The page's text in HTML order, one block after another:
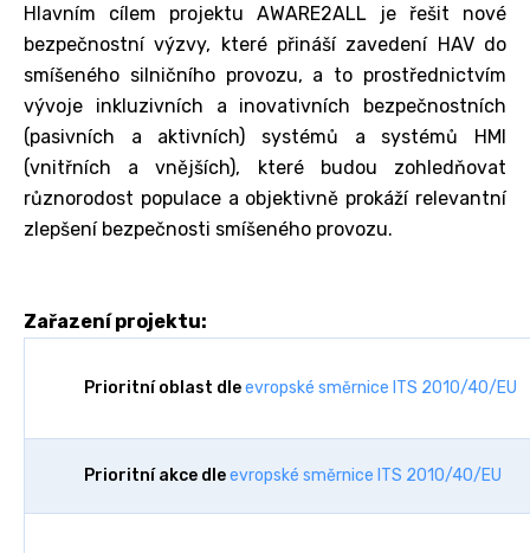
Hlavním cílem projektu AWARE2ALL je řešit nové
bezpečnostní výzvy, které přináší zavedení HAV do
smíšeného silničního provozu, a to prostřednictvím
vývoje inkluzivních a inovativních bezpečnostních
(pasivních a aktivních) systémů a systémů HMI
(vnitřních a vnějších), které budou zohledňovat
různorodost populace a objektivně prokáží relevantní
zlepšení bezpečnosti smíšeného provozu.
Zařazení projektu:
Prioritní oblast dleevropské směrnice ITS 2010/40/EU
Prioritní akce dleevropské směrnice ITS 2010/40/EU